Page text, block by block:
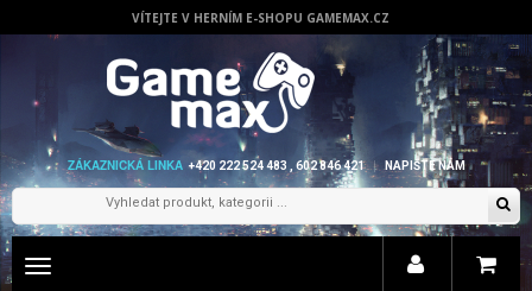
VÍTEJTE V HERNÍM E-SHOPU GAMEMAX.CZ
ZÁKAZNICKÁ LINKA +420 222 524 483 , 602 846 421 NAPIŠTE NÁM
Zobrazit